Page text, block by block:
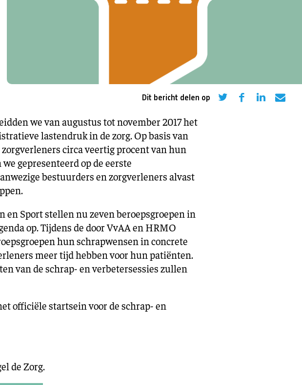
en ontwikkeling
Sport
Dit bericht delen op
we van augustus tot november 2017 het
lastendruk in de zorg. Op basis van
circa veertig procent van hun
gepresenteerd op de eerste
bestuurders en zorgverleners alvast
Sport stellen nu zeven beroepsgroepen in
op. Tijdens de door VvAA en HRMO
hun schrapwensen in concrete
meer tijd hebben voor hun patiënten.
van de schrap- en verbetersessies zullen
officiële startsein voor de schrap- en
de Zorg.